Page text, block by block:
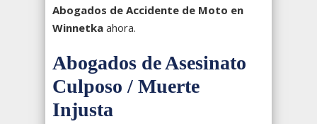
Abogados de Accidente de Moto en
Winnetka ahora.
Abogados de Asesinato
Culposo / Muerte
Injusta